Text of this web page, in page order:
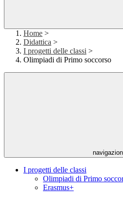
Home >
Didattica >
I progetti delle classi >
Olimpiadi di Primo soccorso
I progetti delle classi
Olimpiadi di Primo
Erasmus+